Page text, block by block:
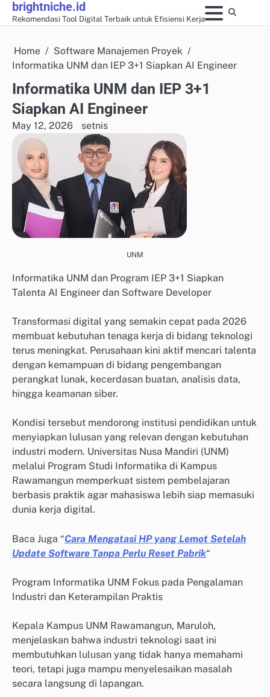
Skipbrightniche.id
Rekomendasi Tool Digital Terbaik untuk Efisiensi Kerja
Home
Software Manajemen Proyek
Informatika UNM dan IEP 3+1 Siapkan AI Engineer
Informatika UNM dan IEP 3+1
Siapkan AI Engineer
May 12, 2026 setnis
UNM
Informatika UNM dan Program IEP 3+1 Siapkan
Talenta AI Engineer dan Software Developer
Transformasi digital yang semakin cepat pada 2026
membuat kebutuhan tenaga kerja di bidang teknologi
terus meningkat. Perusahaan kini aktif mencari talenta
dengan kemampuan di bidang pengembangan
perangkat lunak, kecerdasan buatan, analisis data,
hingga keamanan siber.
Kondisi tersebut mendorong institusi pendidikan untuk
menyiapkan lulusan yang relevan dengan kebutuhan
industri modern. Universitas Nusa Mandiri (UNM)
melalui Program Studi Informatika di Kampus
Rawamangun memperkuat sistem pembelajaran
berbasis praktik agar mahasiswa lebih siap memasuki
dunia kerja digital.
Baca Juga “Cara Mengatasi HP yang Lemot Setelah
Update Software Tanpa Perlu Reset Pabrik“
Program Informatika UNM Fokus pada Pengalaman
Industri dan Keterampilan Praktis
Kepala Kampus UNM Rawamangun, Maruloh,
menjelaskan bahwa industri teknologi saat ini
membutuhkan lulusan yang tidak hanya memahami
teori, tetapi juga mampu menyelesaikan masalah
secara langsung di lapangan.